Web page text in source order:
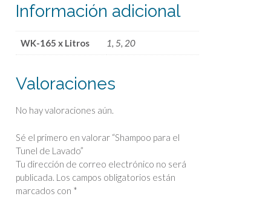
Información adicional
WK-165 x Litros 1, 5, 20
Valoraciones
No hay valoraciones aún.
Sé el primero en valorar “Shampoo para el
Tunel de Lavado”
Tu dirección de correo electrónico no será
publicada. Los campos obligatorios están
marcados con *